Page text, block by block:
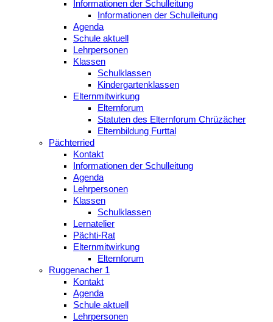
Informationen der Schulleitung
Informationen der Schulleitung
Agenda
Schule aktuell
Lehrpersonen
Klassen
Schulklassen
Kindergartenklassen
Elternmitwirkung
Elternforum
Statuten des Elternforum Chrüzächer
Elternbildung Furttal
Pächterried
Kontakt
Informationen der Schulleitung
Agenda
Lehrpersonen
Klassen
Schulklassen
Lernatelier
Pächti-Rat
Elternmitwirkung
Elternforum
Ruggenacher 1
Kontakt
Agenda
Schule aktuell
Lehrpersonen